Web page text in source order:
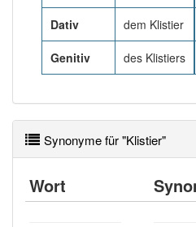
Dativ dem Klistier
Genitiv des Klistiers
Synonyme für "Klistier"
Wort